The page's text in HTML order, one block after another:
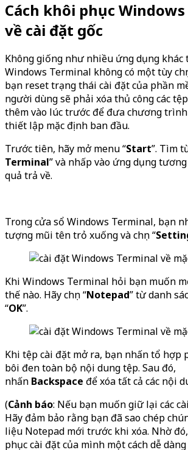
Cách khôi phục
về cài đặt gốc
Không giống như nhiều ứng dụng khác
Windows Terminal không có một tùy
bạn reset trạng thái cài đặt của phần
người dùng sẽ phải xóa thủ công các
thêm vào lúc trước để đưa chương
thiết lập mặc định ban đầu.
Trước tiên, hãy mở menu “Start”. Tìm
Terminal” và nhấp vào ứng dụng
quả trả về.
Trong cửa sổ Windows Terminal, bạn
tượng mũi tên trỏ xuống và chọn “
Khi Windows Terminal hỏi bạn muốn
thế nào. Hãy chọn “Notepad” từ danh
“OK”.
Khi tệp cài đặt mở ra, bạn nhấn tổ hợp
bôi đen toàn bộ nội dung tệp. Sau đó,
nhấn Backspace để xóa tất cả các nội
(Cảnh báo: Nếu bạn muốn giữ lại các
Hãy đảm bảo rằng bạn đã sao chép
liệu Notepad mới trước khi xóa. Nhờ
phục cài đặt của mình một cách dễ dàng